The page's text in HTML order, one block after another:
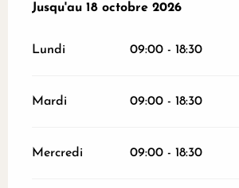
Du4 avril 2026au18 octobre 2026
Jusqu'au 18 octobre 2026
Lundi 09:00 - 18:30
Mardi 09:00 - 18:30
Mercredi 09:00 - 18:30